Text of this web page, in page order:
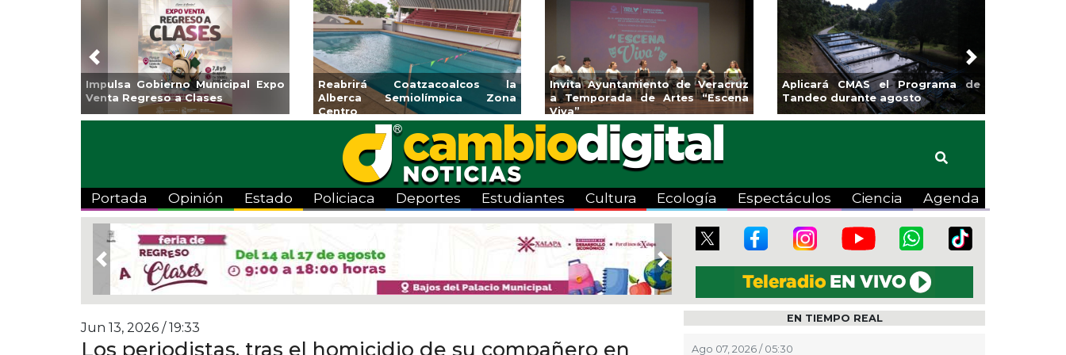
Guarniciones y banquetas para la
colonia El Mango en Pánuco
Emprendedores de Xalapa
exponen en Mercadito
Bicentenario
Coatzacoalcos impulsa la
halterofilia con la Copa Coyote
2026
Continúa Coatza Vive el Verano
2026 con cine, actividades
lúdicas y expo
Previous Next
Portada Opinión Estado Policiaca Deportes Estudiantes Cultura Ecología Espectáculos Ciencia Agenda
Previous Next
Jun 13, 2026 / 19:33
Los periodistas, tras el homicidio de su compañero en
EN TIEMPO REAL
Ago 07, 2026 / 05:30